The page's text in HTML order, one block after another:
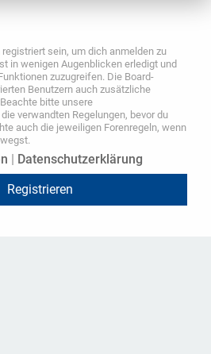
sein, um dich anmelden zu
in wenigen Augenblicken erledigt und
zuzugreifen. Die Board-
Benutzern auch zusätzliche
bitte unsere
verwandten Regelungen, bevor du
auch die jeweiligen Forenregeln, wenn
Datenschutzerklärung
Registrieren